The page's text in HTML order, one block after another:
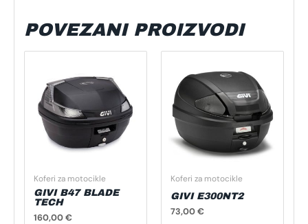
POVEZANI PROIZVODI
Koferi za motocikle
GIVI B47 BLADE
TECH
160,00€
Koferi za motocikle
GIVI E300NT2
73,00€